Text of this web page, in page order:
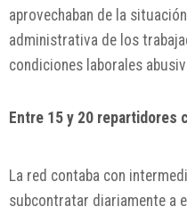
aprovechaban de la
administrativa de los
condiciones laborales
Entre 15 y 20 repartidores
La red contaba con
subcontratar diariamente a